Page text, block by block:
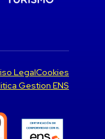
LegalCookies
Gestion ENS